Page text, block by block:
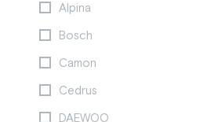
Alpina
Bosch
Camon
Cedrus
DAEWOO